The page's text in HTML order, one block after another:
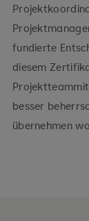
fundierte
diesem
besser
übernehmen